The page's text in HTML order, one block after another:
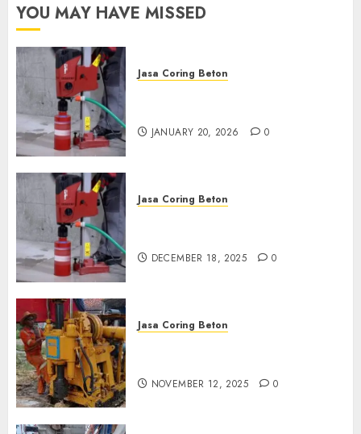
YOU MAY HAVE MISSED
Jasa Coring Beton
JANUARY 20, 2026 0
Jasa Coring Beton
DECEMBER 18, 2025 0
Jasa Coring Beton
NOVEMBER 12, 2025 0